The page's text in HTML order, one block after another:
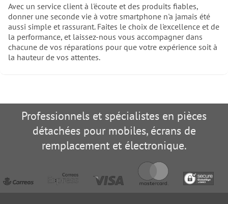
Avec un service client à l'écoute et des produits fiables,
donner une seconde vie à votre smartphone n'a jamais été
aussi simple et rassurant. Faites le choix de l'excellence et de
la performance, et laissez-nous vous accompagner dans
chacune de vos réparations pour que votre expérience soit à
la hauteur de vos attentes.
Professionnels et spécialistes en pièces
détachées pour mobiles, écrans de
remplacement et électronique.